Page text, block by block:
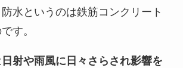
水というのは鉄筋コンクリート
す。
日射や雨風に日々さらされ影響を